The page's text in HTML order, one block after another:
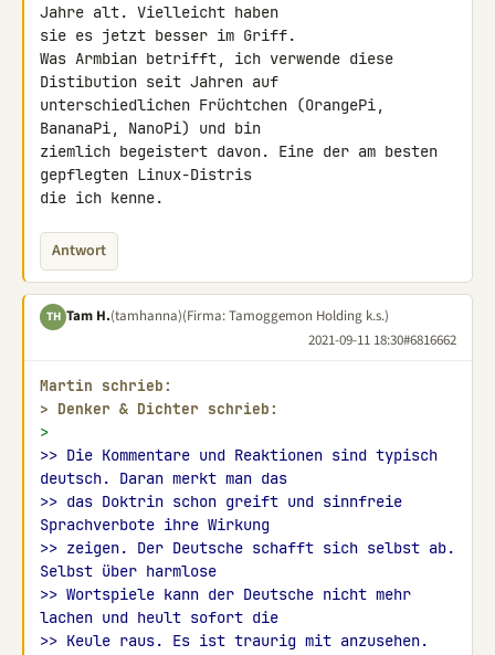
Jahre alt. Vielleicht haben
sie es jetzt besser im Griff.
Was Armbian betrifft, ich verwende diese
Distibution seit Jahren auf
unterschiedlichen Früchtchen (OrangePi,
BananaPi, NanoPi) und bin
ziemlich begeistert davon. Eine der am besten
gepflegten Linux-Distris
die ich kenne.
Antwort
TH Tam H.(tamhanna)(Firma: Tamoggemon Holding k.s.)
2021-09-11 18:30#6816662
Martin schrieb:
> Denker & Dichter schrieb:
>
>> Die Kommentare und Reaktionen sind typisch
deutsch. Daran merkt man das
>> das Doktrin schon greift und sinnfreie
Sprachverbote ihre Wirkung
>> zeigen. Der Deutsche schafft sich selbst ab.
Selbst über harmlose
>> Wortspiele kann der Deutsche nicht mehr
lachen und heult sofort die
>> Keule raus. Es ist traurig mit anzusehen.